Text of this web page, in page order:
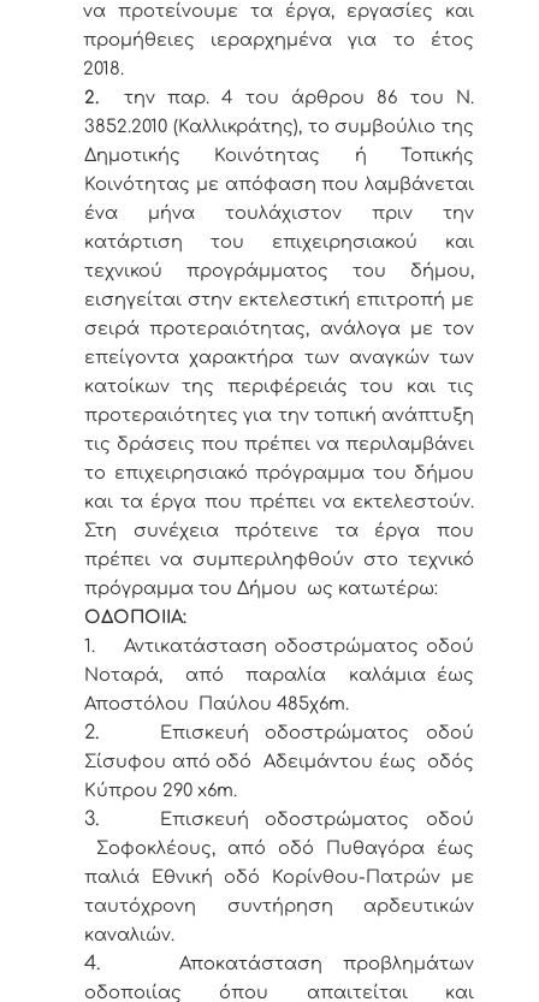
να προτείνουμε τα έργα, εργασίες και
προμήθειες ιεραρχημένα για το έτος
2018.
2.
την παρ. 4 του άρθρου 86 του Ν.
3852.2010 (Καλλικράτης), το συμβούλιο της
Δημοτικής Κοινότητας ή Τοπικής
Κοινότητας με απόφαση που λαμβάνεται
ένα μήνα τουλάχιστον πριν την
κατάρτιση του επιχειρησιακού και
τεχνικού προγράμματος του δήμου,
εισηγείται στην εκτελεστική επιτροπή με
σειρά προτεραιότητας, ανάλογα με τον
επείγοντα χαρακτήρα των αναγκών των
κατοίκων της περιφέρειάς του και τις
προτεραιότητες για την τοπική ανάπτυξη
τις δράσεις που πρέπει να περιλαμβάνει
το επιχειρησιακό πρόγραμμα του δήμου
και τα έργα που πρέπει να εκτελεστούν.
Στη συνέχεια πρότεινε τα έργα που
πρέπει να συμπεριληφθούν στο τεχνικό
πρόγραμμα του Δήμου ως κατωτέρω:
ΟΔΟΠΟΙΙΑ:
1.
Αντικατάσταση οδοστρώματος οδού
Νοταρά, από παραλία καλάμια έως
Αποστόλου Παύλου 485χ6m.
2.
Επισκευή οδοστρώματος οδού
Σίσυφου από οδό Αδειμάντου έως οδός
Κύπρου 290 x6m.
3.
Επισκευή οδοστρώματος οδού
Σοφοκλέους, από οδό Πυθαγόρα έως
παλιά Εθνική οδό Κορίνθου-Πατρών με
ταυτόχρονη συντήρηση αρδευτικών
καναλιών.
4.
Αποκατάσταση προβλημάτων
οδοποιίας όπου απαιτείται και